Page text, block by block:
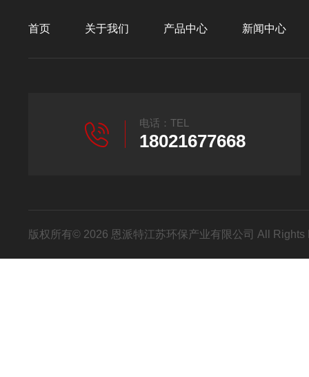
首页 关于我们 产品中心 新闻中心
电话：TEL
18021677668
版权所有© 2026 恩派特江苏环保产业有限公司 All